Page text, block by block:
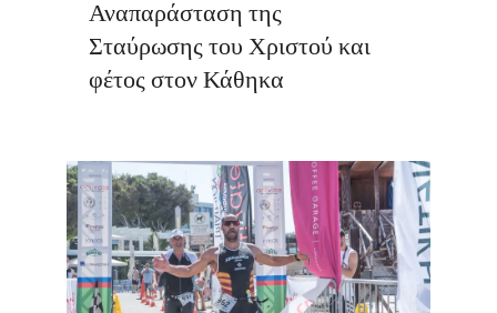
Αναπαράσταση της
Σταύρωσης του Χριστού και
φέτος στον Κάθηκα